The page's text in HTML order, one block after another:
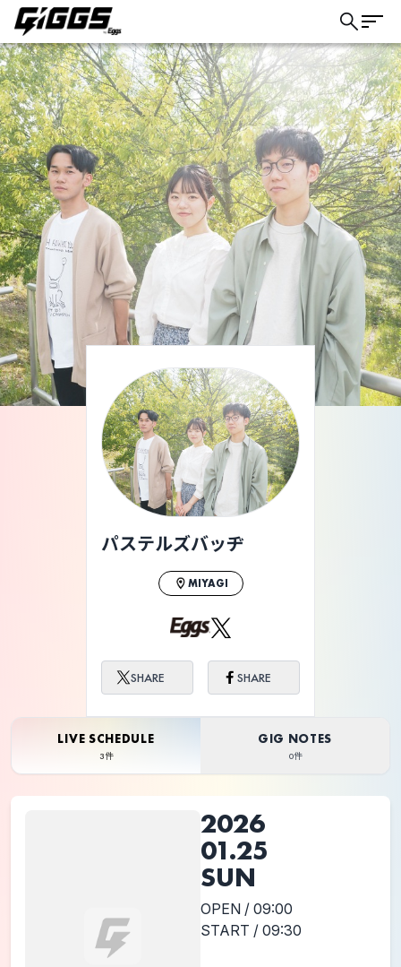
ライブ体験をもっと楽しく、もっと便利
に。
パステルズバッヂ
MIYAGI
SHARE SHARE
こちら
LIVE SCHEDULE
3件
GIG NOTES
0件
2026
01.25
SUN
OPEN / 09:00
START / 09:30